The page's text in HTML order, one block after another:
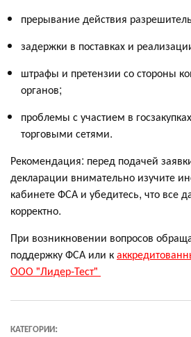
прерывание действия
задержки в поставках и
штрафы и претензии со стороны
органов;
проблемы с участием в
торговыми сетями.
Рекомендация: перед подачей
декларации внимательно изучите
кабинете ФСА и убедитесь, что все
корректно.
При возникновении вопросов
поддержку ФСА или к
ООО "Лидер-Тест"
КАТЕГОРИИ: